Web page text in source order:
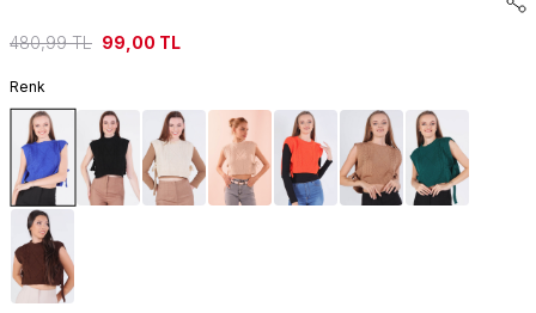
480,99TL 99,00 TL
Renk